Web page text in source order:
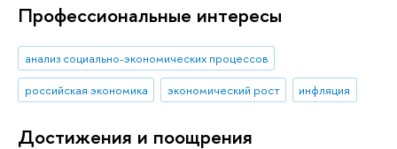
Профессиональные интересы
анализ социально-экономических процессов
российская экономика
экономический рост инфляция
Достижения и поощрения